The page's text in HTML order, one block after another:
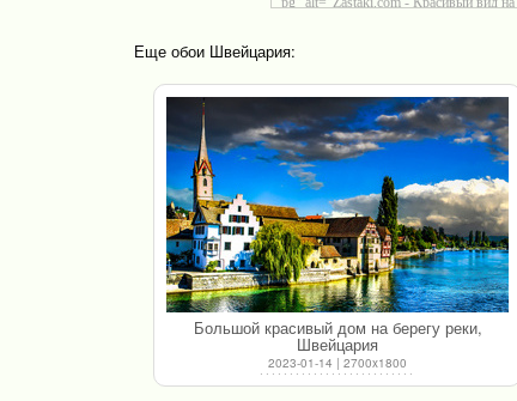
Еще обои Швейцария:
Большой красивый дом на берегу реки,
Швейцария
2023-01-14 | 2700x1800